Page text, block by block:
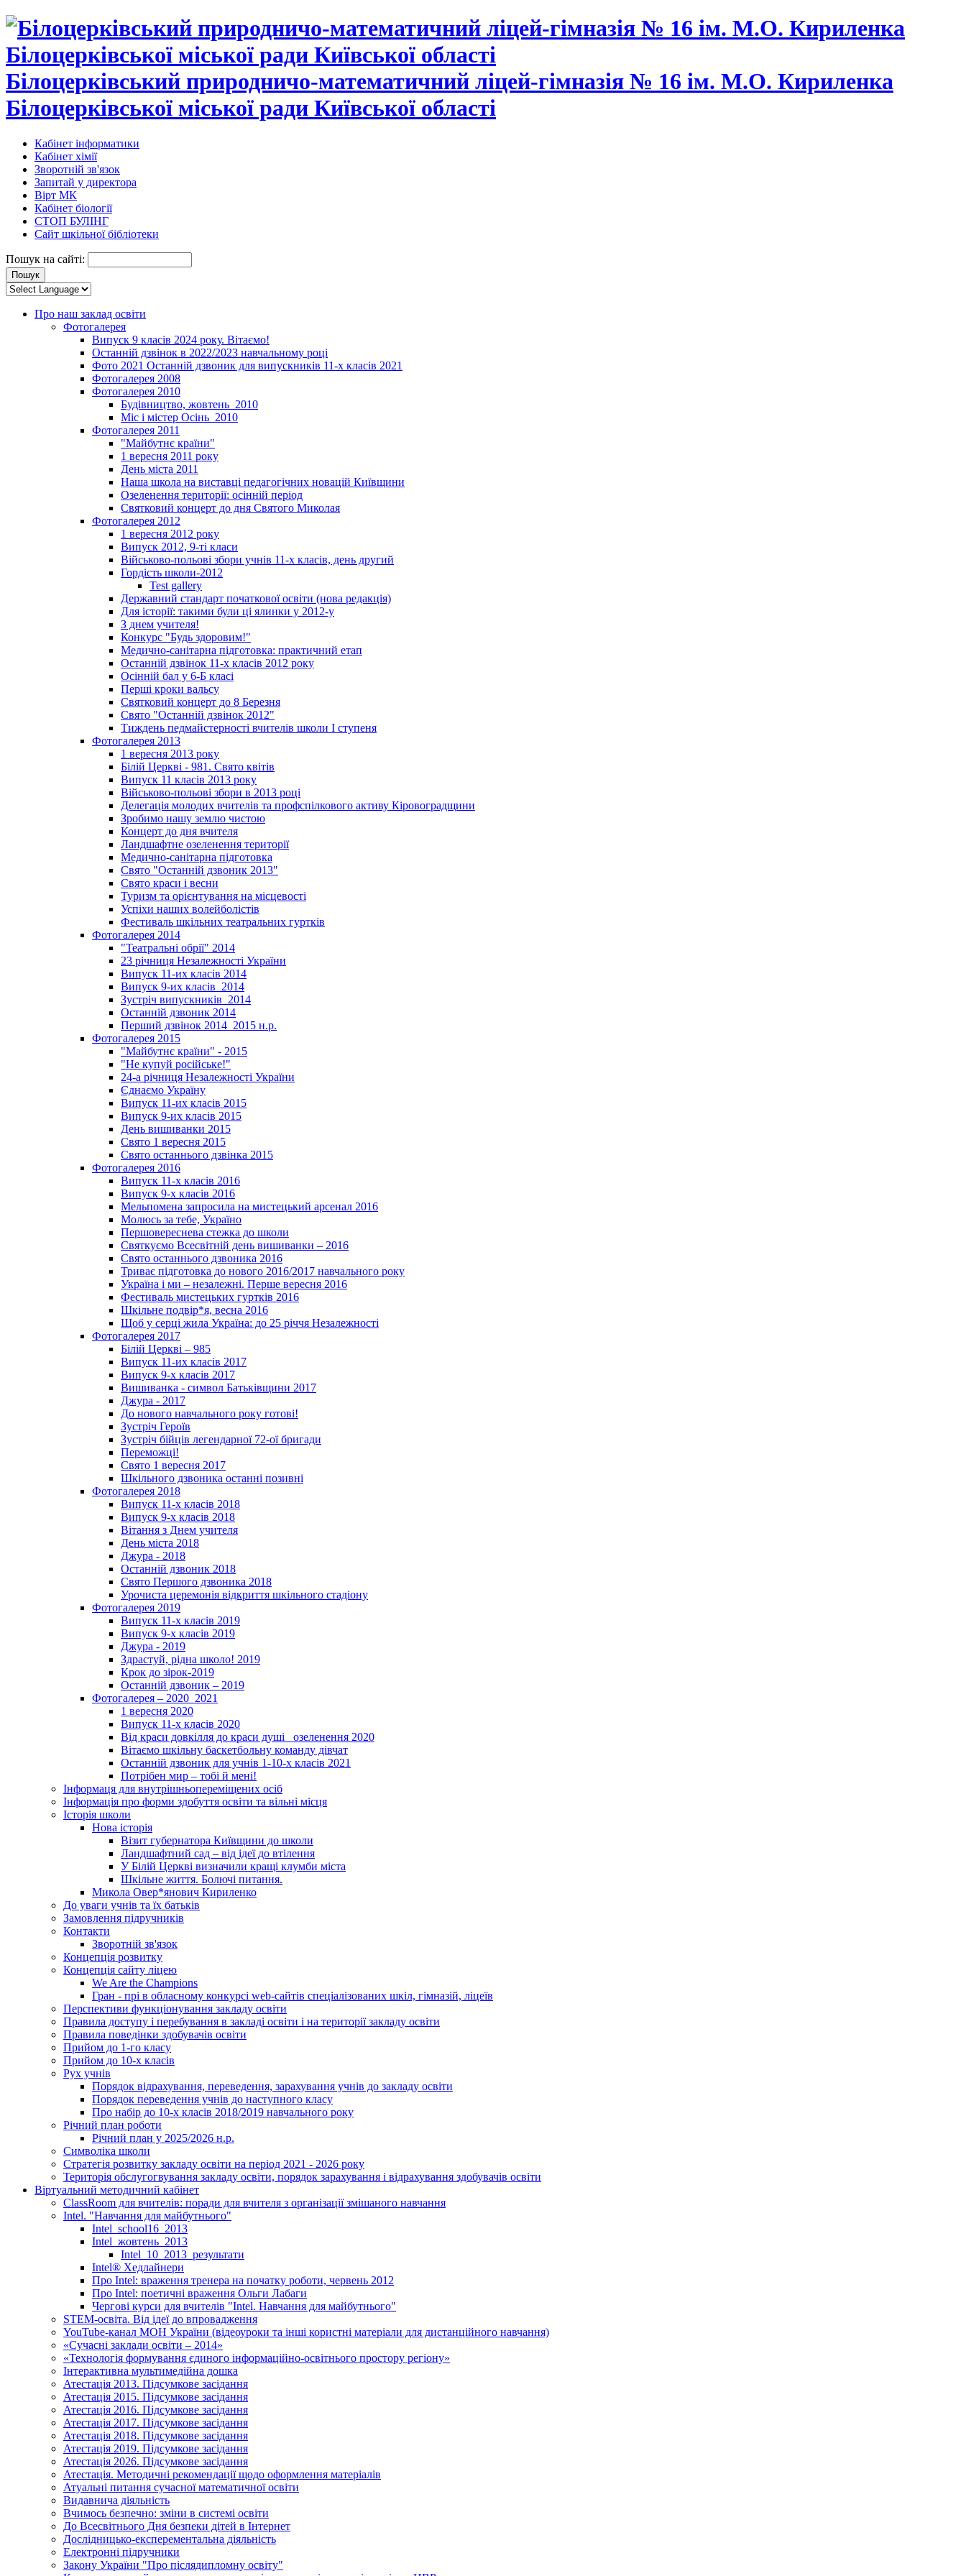
Білоцерківський природничо-математичний ліцей-гімназія № 16 ім. М.О. Кириленка
Білоцерківської міської ради Київської області
Кабінет інформатики
Кабінет хімії
Зворотній зв'язок
Запитай у директора
Вірт МК
Кабінет біології
СТОП БУЛІНГ
Сайт шкільної бібліотеки
Пошук на сайті:
Про наш заклад освіти
Фотогалерея
Випуск 9 класів 2024 року. Вітаємо!
Останній дзвінок в 2022/2023 навчальному році
Фото 2021 Останній дзвоник для випускників 11-х класів 2021
Фотогалерея 2008
Фотогалерея 2010
Будівництво, жовтень_2010
Міс і містер Осінь_2010
Фотогалерея 2011
"Майбутнє країни"
1 вересня 2011 року
День міста 2011
Наша школа на виставці педагогічних новацій Київщини
Озеленення території: осінній період
Святковий концерт до дня Святого Миколая
Фотогалерея 2012
1 вересня 2012 року
Випуск 2012, 9-ті класи
Військово-польові збори учнів 11-х класів, день другий
Гордість школи-2012
Test gallery
Державний стандарт початкової освіти (нова редакція)
Для історії: такими були ці ялинки у 2012-у
З днем учителя!
Конкурс "Будь здоровим!"
Медично-санітарна підготовка: практичний етап
Останній дзвінок 11-х класів 2012 року
Осінній бал у 6-Б класі
Перші кроки вальсу
Святковий концерт до 8 Березня
Свято "Останній дзвінок 2012"
Тиждень педмайстерності вчителів школи І ступеня
Фотогалерея 2013
1 вересня 2013 року
Білій Церкві - 981. Свято квітів
Випуск 11 класів 2013 року
Військово-польові збори в 2013 році
Делегація молодих вчителів та профспілкового активу Кіровоградщини
Зробимо нашу землю чистою
Концерт до дня вчителя
Ландшафтне озеленення території
Медично-санітарна підготовка
Свято "Останній дзвоник 2013"
Свято краси і весни
Туризм та орієнтування на місцевості
Успіхи наших волейболістів
Фестиваль шкільних театральних гуртків
Фотогалерея 2014
"Театральні обрії" 2014
23 річниця Незалежності України
Випуск 11-их класів 2014
Випуск 9-их класів_2014
Зустріч випускників_2014
Останній дзвоник 2014
Перший дзвінок 2014_2015 н.р.
Фотогалерея 2015
"Майбутнє країни" - 2015
"Не купуй російське!"
24-а річниця Незалежності України
Єднаємо Україну
Випуск 11-их класів 2015
Випуск 9-их класів 2015
День вишиванки 2015
Свято 1 вересня 2015
Свято останнього дзвінка 2015
Фотогалерея 2016
Випуск 11-х класів 2016
Випуск 9-х класів 2016
Мельпомена запросила на мистецький арсенал 2016
Молюсь за тебе, Україно
Першовереснева стежка до школи
Святкуємо Всесвітній день вишиванки – 2016
Свято останнього дзвоника 2016
Триває підготовка до нового 2016/2017 навчального року
Україна і ми – незалежні. Перше вересня 2016
Фестиваль мистецьких гуртків 2016
Шкільне подвір*я, весна 2016
Щоб у серці жила Україна: до 25­ річчя Незалежності
Фотогалерея 2017
Білій Церкві – 985
Випуск 11-их класів 2017
Випуск 9-х класів 2017
Вишиванка - символ Батьківщини 2017
Джура - 2017
До нового навчального року готові!
Зустріч Героїв
Зустріч бійців легендарної 72-ої бригади
Переможці!
Свято 1 вересня 2017
Шкільного дзвоника останні позивні
Фотогалерея 2018
Випуск 11-х класів 2018
Випуск 9-х класів 2018
Вітання з Днем учителя
День міста 2018
Джура - 2018
Останній дзвоник 2018
Свято Першого дзвоника 2018
Урочиста церемонія відкриття шкільного стадіону
Фотогалерея 2019
Випуск 11-х класів 2019
Випуск 9-х класів 2019
Джура - 2019
Здрастуй, рідна школо! 2019
Крок до зірок-2019
Останній дзвоник – 2019
Фотогалерея – 2020_2021
1 вересня 2020
Випуск 11-х класів 2020
Від краси довкілля до краси душі _озеленення 2020
Вітаємо шкільну баскетбольну команду дівчат
Останній дзвоник для учнів 1-10-х класів 2021
Потрібен мир – тобі й мені!
Інформаця для внутрішньопереміщених осіб
Інформація про форми здобуття освіти та вільні місця
Історія школи
Нова історія
Візит губернатора Київщини до школи
Ландшафтний сад – від ідеї до втілення
У Білій Церкві визначили кращі клумби міста
Шкільне життя. Болючі питання.
Микола Овер*янович Кириленко
До уваги учнів та їх батьків
Замовлення підручників
Контакти
Зворотній зв'язок
Концепція розвитку
Концепція сайту ліцею
We Are the Champions
Гран - прі в обласному конкурсі web-сайтів спеціалізованих шкіл, гімназій, ліцеїв
Перспективи функціонування закладу освіти
Правила доступу і перебування в закладі освіти і на території закладу освіти
Правила поведінки здобувачів освіти
Прийом до 1-го класу
Прийом до 10-х класів
Рух учнів
Порядок відрахування, переведення, зарахування учнів до закладу освіти
Порядок переведення учнів до наступного класу
Про набір до 10-х класів 2018/2019 навчального року
Річний план роботи
Річний план у 2025/2026 н.р.
Символіка школи
Стратегія розвитку закладу освіти на період 2021 - 2026 року
Територія обслугогвування закладу освіти, порядок зарахування і відрахування здобувачів освіти
Віртуальний методичний кабінет
ClassRoom для вчителів: поради для вчителя з організації змішаного навчання
Intel. "Навчання для майбутнього"
Intel_school16_2013
Intel_жовтень_2013
Intel_10_2013_результати
Іntel® Хедлайнери
Про Intel: враження тренера на початку роботи, червень 2012
Про Intel: поетичні враження Ольги Лабаги
Чергові курси для вчителів "Intel. Навчання для майбутнього"
STEM-освіта. Від ідеї до впровадження
YouTube-канал МОН України (відеоуроки та інші користні матеріали для дистанційного навчання)
«Сучасні заклади освіти – 2014»
«Технологія формування єдиного інформаційно-освітнього простору регіону»
Інтерактивна мультимедійна дошка
Атестація 2013. Підсумкове засідання
Атестація 2015. Підсумкове засідання
Атестація 2016. Підсумкове засідання
Атестація 2017. Підсумкове засідання
Атестація 2018. Підсумкове засідання
Атестація 2019. Підсумкове засідання
Атестація 2026. Підсумкове засідання
Атестація. Методичні рекомендації щодо оформлення матеріалів
Атуальні питання сучасної математичної освіти
Видавнича діяльність
Вчимось безпечно: зміни в системі освіти
До Всесвітнього Дня безпеки дітей в Інтернет
Дослідницько-експерементальна діяльність
Електронні підручники
Закону України "Про післядипломну освіту"